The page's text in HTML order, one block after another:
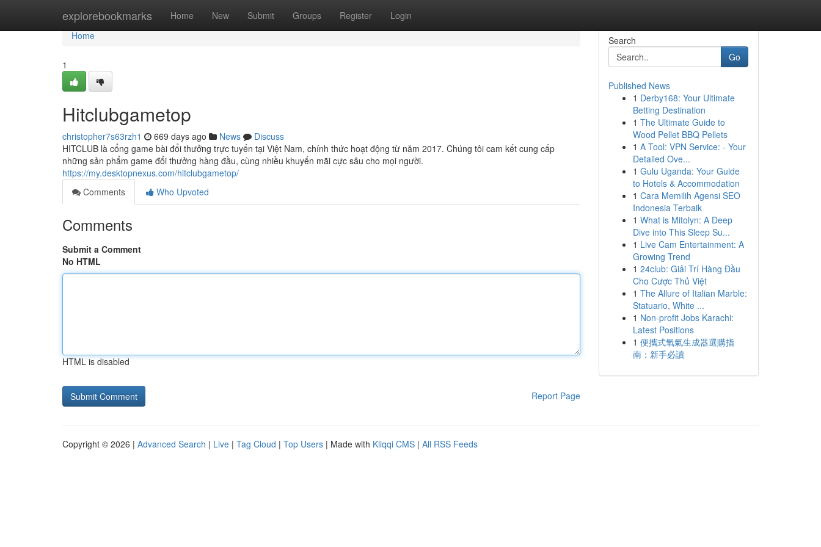
explorebookmarks Home New Submit Groups Register Login
Home
Home
1
Hitclubgametop
christopher7s63rzh1 669 days ago News
Discuss
HITCLUB là cổng game bài đổi thưởng trực tuyến tại Việt Nam, chính thức hoạt động từ năm 2017. Chúng tôi cam kết cung cấp
những sản phẩm game đổi thưởng hàng đầu, cùng nhiều khuyến mãi cực sâu cho mọi người.
https://my.desktopnexus.com/hitclubgametop/
Comments
Who Upvoted
Comments
Submit a Comment
No HTML
HTML is disabled
Report Page
Search
Go
Published News
1 Derby168: Your Ultimate
Betting Destination
1 The Ultimate Guide to
Wood Pellet BBQ Pellets
1 A Tool: VPN Service: - Your
Detailed Ove...
1 Gulu Uganda: Your Guide
to Hotels & Accommodation
1 Cara Memilih Agensi SEO
Indonesia Terbaik
1 What is Mitolyn: A Deep
Dive into This Sleep Su...
1 Live Cam Entertainment: A
Growing Trend
1 24club: Giải Trí Hàng Đầu
Cho Cược Thủ Việt
1 The Allure of Italian Marble:
Statuario, White ...
1 Non-profit Jobs Karachi:
Latest Positions
1 便攜式氧氣生成器選購指
南：新手必讀
Copyright © 2026 | Advanced Search | Live | Tag Cloud | Top Users | Made with Kliqqi CMS | All RSS Feeds